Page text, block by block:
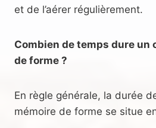
et de l’aérer régulièrement.
Combien de temps dure un
de forme ?
En règle générale, la durée
mémoire de forme se situe